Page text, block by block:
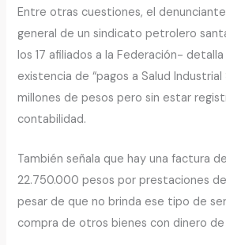
Entre otras cuestiones, el
general de un sindicato petrolero
los 17 afiliados a la Federación-
existencia de “pagos a Salud Industrial
millones de pesos pero sin estar
contabilidad.
También señala que hay una factura
22.750.000 pesos por prestaciones
pesar de que no brinda ese tipo de
compra de otros bienes con dinero de